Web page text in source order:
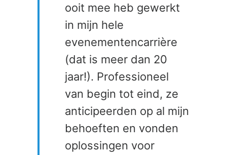
ooit mee heb gewerkt
in mijn hele
evenementencarrière
(dat is meer dan 20
jaar!). Professioneel
van begin tot eind, ze
anticipeerden op al mijn
behoeften en vonden
oplossingen voor